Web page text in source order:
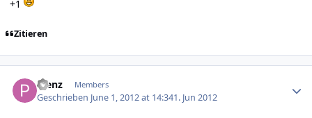
+1
Zitieren
Plenz Members
Geschrieben June 1, 2012 at 14:341. Jun 2012